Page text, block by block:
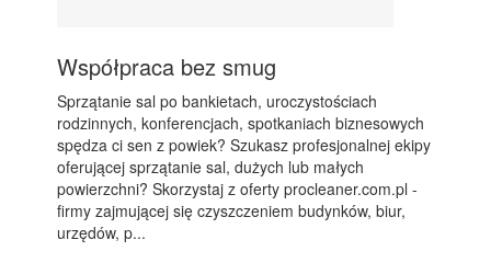
Współpraca bez smug
Sprzątanie sal po bankietach, uroczystościach
rodzinnych, konferencjach, spotkaniach biznesowych
spędza ci sen z powiek? Szukasz profesjonalnej ekipy
oferującej sprzątanie sal, dużych lub małych
powierzchni? Skorzystaj z oferty procleaner.com.pl -
firmy zajmującej się czyszczeniem budynków, biur,
urzędów, p...